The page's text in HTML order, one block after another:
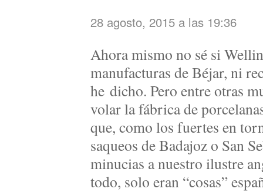
28 agosto, 2015 a las 19:36
Ahora mismo no sé si
manufacturas de Béjar, ni
he dicho. Pero entre otras
volar la fábrica de
que, como los fuertes en
saqueos de Badajoz o San
minucias a nuestro ilustre
todo, solo eran “cosas”